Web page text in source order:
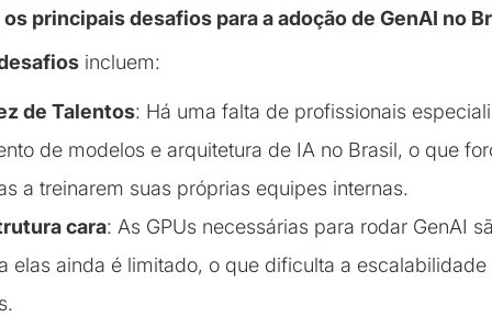
os principais desafios para a adoção de GenAI no
incluem:
de Talentos: Há uma falta de profissionais
de modelos e arquitetura de IA no Brasil, o que
a treinarem suas próprias equipes internas.
cara: As GPUs necessárias para rodar GenAI
elas ainda é limitado, o que dificulta a escalabilidade